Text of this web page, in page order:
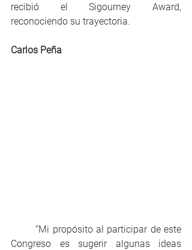
recibió el Sigourney Award,
reconociendo su trayectoria.
Carlos Peña
	“Mi propósito al participar de este
Congreso es sugerir algunas ideas